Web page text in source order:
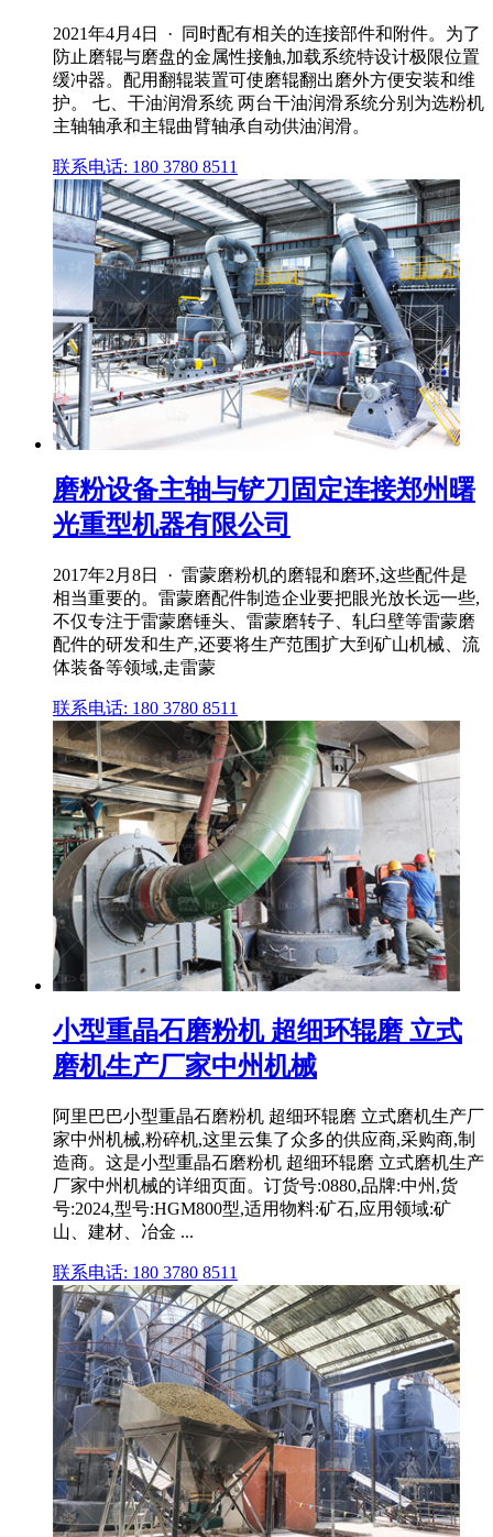
2021年4月4日 · 同时配有相关的连接部件和附件。为了
防止磨辊与磨盘的金属性接触,加载系统特设计极限位置
缓冲器。配用翻辊装置可使磨辊翻出磨外方便安装和维
护。 七、干油润滑系统 两台干油润滑系统分别为选粉机
主轴轴承和主辊曲臂轴承自动供油润滑。
联系电话: 180 3780 8511
磨粉设备主轴与铲刀固定连接郑州曙
光重型机器有限公司
2017年2月8日 · 雷蒙磨粉机的磨辊和磨环,这些配件是
相当重要的。雷蒙磨配件制造企业要把眼光放长远一些,
不仅专注于雷蒙磨锤头、雷蒙磨转子、轧臼壁等雷蒙磨
配件的研发和生产,还要将生产范围扩大到矿山机械、流
体装备等领域,走雷蒙
联系电话: 180 3780 8511
小型重晶石磨粉机 超细环辊磨 立式
磨机生产厂家中州机械
阿里巴巴小型重晶石磨粉机 超细环辊磨 立式磨机生产厂
家中州机械,粉碎机,这里云集了众多的供应商,采购商,制
造商。这是小型重晶石磨粉机 超细环辊磨 立式磨机生产
厂家中州机械的详细页面。订货号:0880,品牌:中州,货
号:2024,型号:HGM800型,适用物料:矿石,应用领域:矿
山、建材、冶金 ...
联系电话: 180 3780 8511